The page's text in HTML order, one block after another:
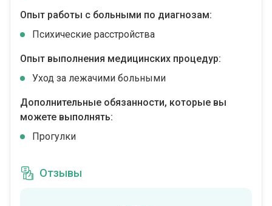
Опыт работы с больными по диагнозам:
Психические расстройства
Опыт выполнения медицинских процедур:
Уход за лежачими больными
Дополнительные обязанности, которые вы
можете выполнять:
Прогулки
Отзывы